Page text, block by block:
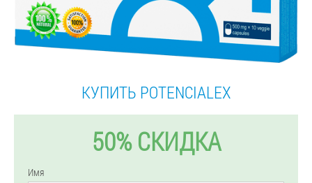
КУПИТЬ POTENCIALEX
50% СКИДКА
Имя